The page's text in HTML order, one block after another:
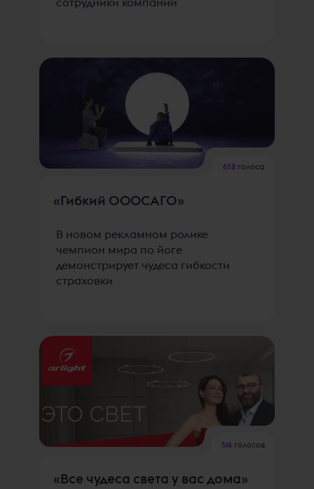
652голоса
«Гибкий ОOOСАГО»
В новом рекламном ролике
чемпион мира по йоге
демонстрирует чудеса гибкости
страховки
516 голосов
«Все чудеса света у вас дома»